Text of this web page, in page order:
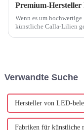
Wenn es um hochwertige
künstliche Calla-Lilien
künstlicher Calla-Lilien...
Verwandte Suche
Hersteller von LED-
Fabriken für künstliche